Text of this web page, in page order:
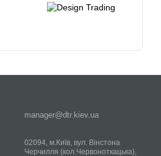
manager@dtr.kiev.ua
02094, м.Київ, вул. Вінстона
Черчилля (кол.Червоноткацька),